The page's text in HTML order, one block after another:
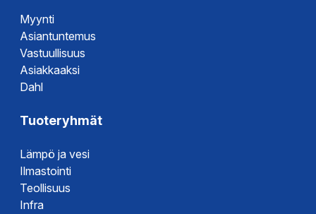
Myynti
Asiantuntemus
Vastuullisuus
Asiakkaaksi
Dahl
Tuoteryhmät
Lämpö ja vesi
Ilmastointi
Teollisuus
Infra